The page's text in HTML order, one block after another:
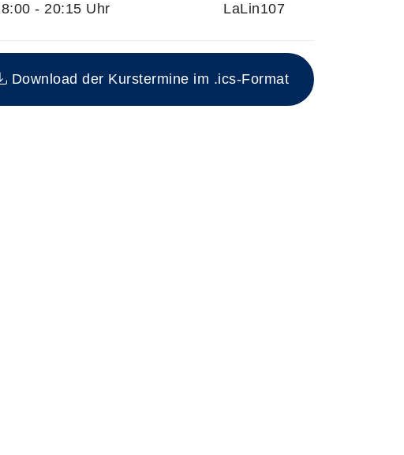
Kurs
- 20:15 Uhr LaLin107
Download der Kurstermine im .ics-Format